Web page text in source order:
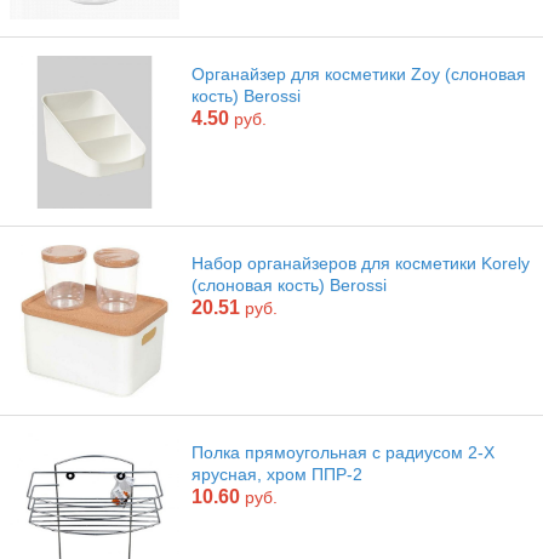
Органайзер для косметики Zoy (слоновая
кость) Berossi
4.50 руб.
Набор органайзеров для косметики Korely
(слоновая кость) Berossi
20.51 руб.
Полка прямоугольная с радиусом 2-Х
ярусная, хром ППР-2
10.60 руб.